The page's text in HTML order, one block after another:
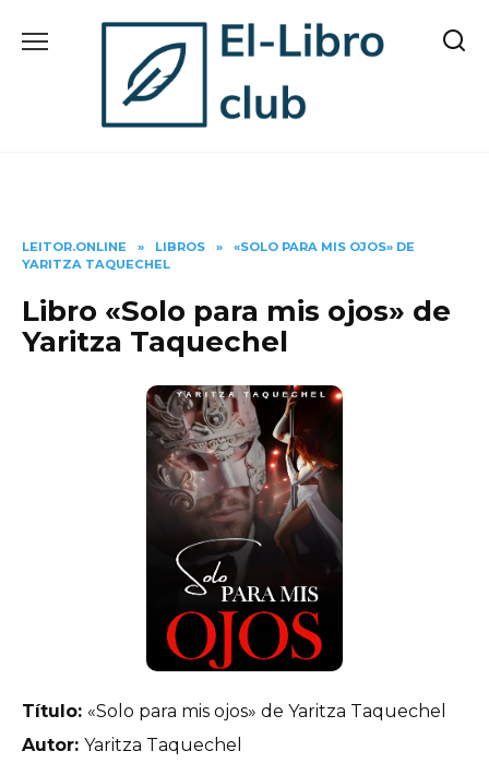
LEITOR.ONLINE » LIBROS »
«SOLO PARA MIS OJOS» DE
YARITZA TAQUECHEL
Libro «Solo para mis ojos» de
Yaritza Taquechel
Título: «Solo para mis ojos» de Yaritza Taquechel
Autor: Yaritza Taquechel